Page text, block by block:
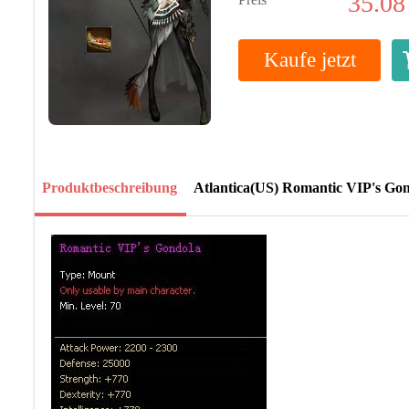
Kaufe jetzt
Produktbeschreibung Atlantica(US) Romantic VIP's